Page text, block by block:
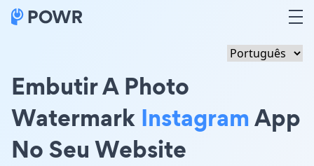
Embutir A Photo
Watermark InstagramApp
No Seu Website